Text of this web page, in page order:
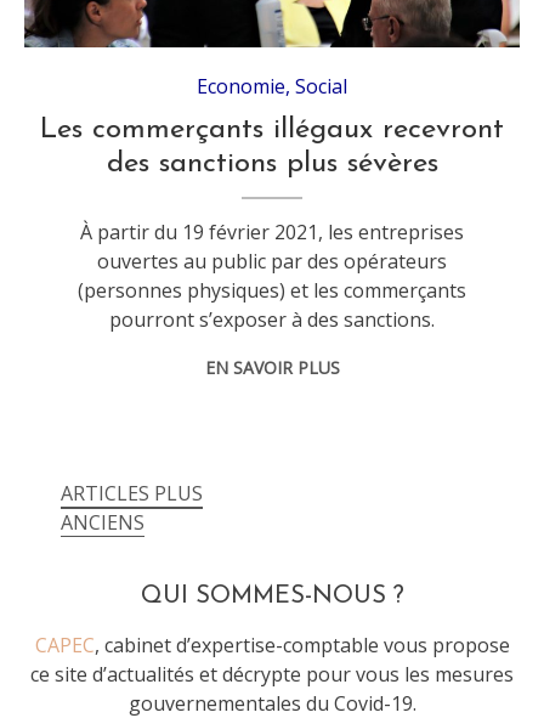
Economie,Social
Les commerçants illégaux recevront
des sanctions plus sévères
À partir du 19 février 2021, les entreprises
ouvertes au public par des opérateurs
(personnes physiques) et les commerçants
pourront s’exposer à des sanctions.
EN SAVOIR PLUS
Navigation
des
articles
ARTICLES PLUS
ANCIENS
QUI SOMMES-NOUS ?
CAPEC, cabinet d’expertise-comptable vous propose
ce site d’actualités et décrypte pour vous les mesures
gouvernementales du Covid-19.